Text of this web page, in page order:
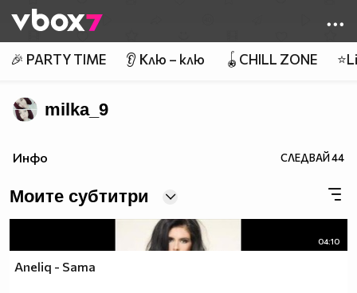
👾
🎉 PARTY TIME 👂 Клю – клю 🪀CHILL ZONE
milka_9
Инфо СЛЕДВАЙ44
Моите субтитри
04:10
Aneliq - Sama